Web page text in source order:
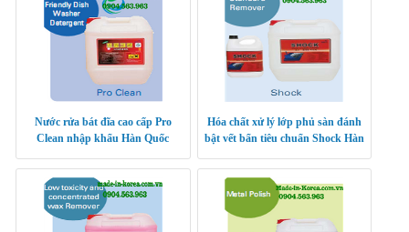
Nước rửa bát đĩa cao cấp Pro
Clean nhập khẩu Hàn Quốc
Hóa chất xử lý lớp phủ sàn đánh
bật vết bẩn tiêu chuẩn Shock Hàn